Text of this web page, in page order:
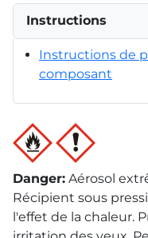
Instructions
Instructions de
composant
Danger: Aérosol
Récipient sous
l'effet de la chaleur.